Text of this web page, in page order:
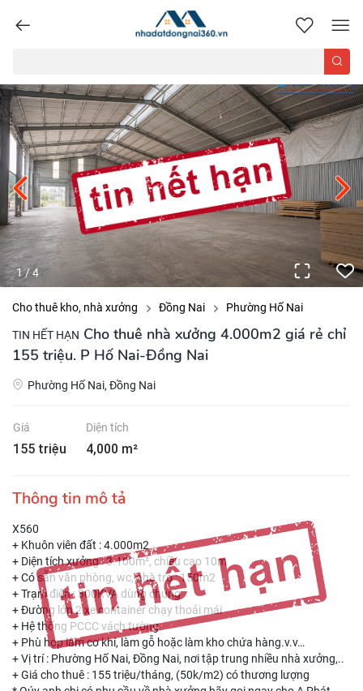
nhadatdongnai360.vn
1/4
Cho thuê kho, nhà xưởng Đồng Nai Phường Hố Nai
TIN HẾT HẠN Cho thuê nhà xưởng 4.000m2 giá rẻ chỉ
155 triệu. P Hố Nai-Đồng Nai
Phường Hố Nai, Đồng Nai
Giá
155 triệu
Diện tích
4,000 m²
Thông tin mô tả
X560
+ Khuôn viên đất : 4.000m2
+ Diện tích xưởng : 3.100m², chiều cao 10m
+ Có sẵn văn phòng, wc, nhà trọ : 150m2
+ Trạm điện : 300KVA dùng chung
+ Đường lớn 2 xe container chạy thoải mái
+ Hệ thống PCCC vách tường
+ Phù hợp làm cơ khí, làm gỗ hoặc làm kho chứa hàng.v.v…
+ Vị trí : Phường Hố Nai, Đồng Nai, nơi tập trung nhiều nhà xưởng,..
+ Giá cho thuê : 155 triệu/tháng, (50k/m2) có thương lượng